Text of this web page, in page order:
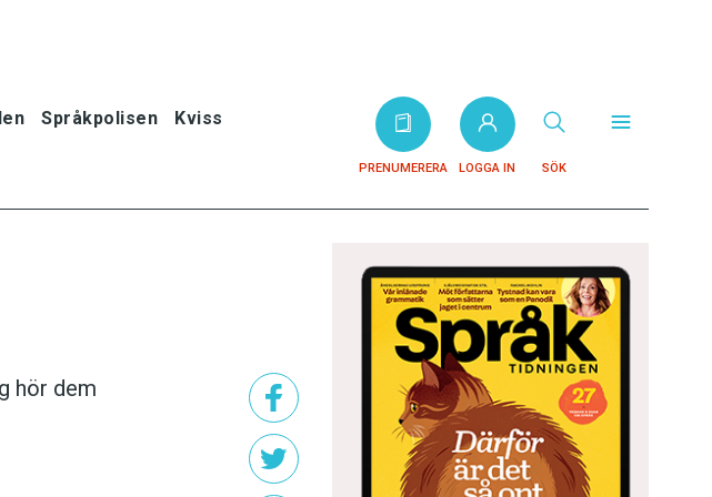
Språkpolisen Kviss
PRENUMERERA LOGGA IN SÖK
hör dem